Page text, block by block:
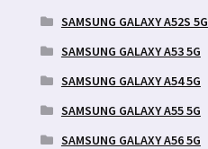
SAMSUNG GALAXY A52S 5G
SAMSUNG GALAXY A53 5G
SAMSUNG GALAXY A54 5G
SAMSUNG GALAXY A55 5G
SAMSUNG GALAXY A56 5G